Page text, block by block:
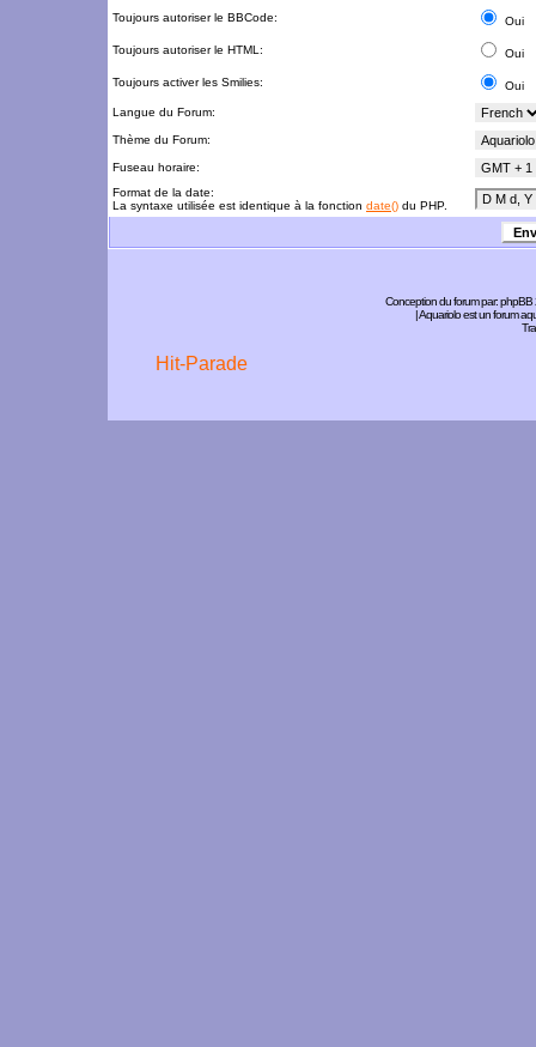
Toujours autoriser le BBCode: Oui
Toujours autoriser le HTML: Oui
Toujours activer les Smilies:
Oui
Langue du Forum:
Thème du Forum:
Fuseau horaire:
Format de la date:
La syntaxe utilisée est identique à la fonction date() du PHP.
Conception du forum par:phpBB
| Aquariolo est un forum